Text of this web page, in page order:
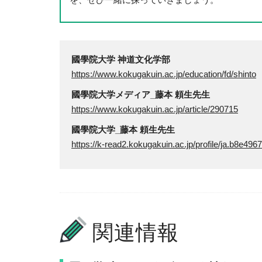
國學院大学 神道文化学部
https://www.kokugakuin.ac.jp/education/fd/shinto
國學院大学メディア_藤本 頼生先生
https://www.kokugakuin.ac.jp/article/290715
國學院大学_藤本 頼生先生
https://k-read2.kokugakuin.ac.jp/profile/
関連情報